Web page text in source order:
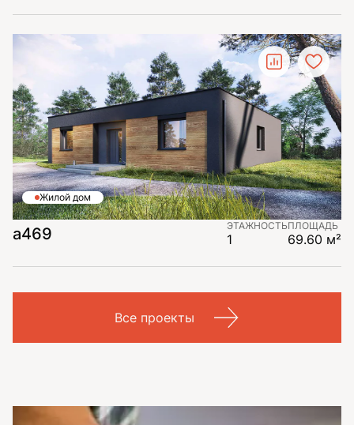
Жилой дом
а469 ЭТАЖНОСТЬ
1
ПЛОЩАДЬ
69.60 м²
Все проекты